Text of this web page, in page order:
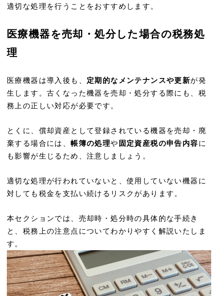
適切な処理を行うことをおすすめします。
医療機器を売却・処分した場合の税務処
理
医療機器は導入後も、 定期的なメンテナンスや更新が発
生します。古くなった機器を売却・処分する際にも、税
務上の正しい対応が必要です。
とくに、償却資産として登録されている機器を売却・廃
棄する場合には、帳簿の処理や 固定資産税の申告内容に
も影響が生じるため、注意しましょう。
適切な処理が行われていないと、使用していない機器に
対しても税金を支払い続けるリスクがあります。
本セクションでは、売却時・処分時の具体的な手続き
と、税務上の注意点についてわかりやすく解説いたしま
す。